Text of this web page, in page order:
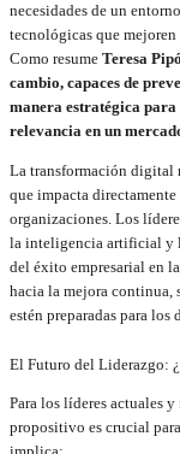
necesidades de un
tecnológicas que
Como resume Teresa Pipó
cambio, capaces de
manera estratégica para
relevancia en un
La transformación digital
que impacta
organizaciones. Los
la inteligencia artificial y
del éxito empresarial en
hacia la mejora continua,
estén preparadas para los
El Futuro del Liderazgo:
Para los líderes actuales
propositivo es crucial